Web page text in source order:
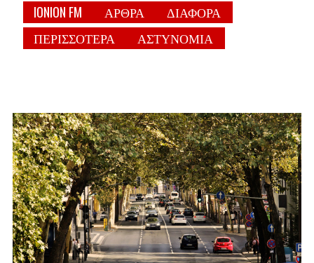
IONION FM
ΑΡΘΡΑ
ΔΙΑΦΟΡΑ
ΠΕΡΙΣΣΟΤΕΡΑ
ΑΣΤΥΝΟΜΙΑ